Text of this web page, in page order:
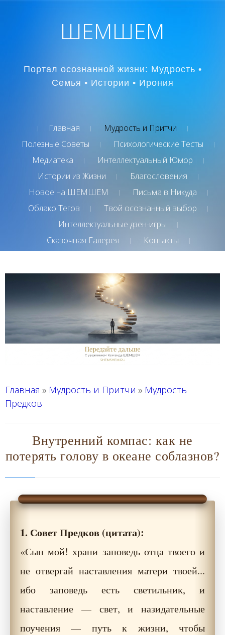
ШЕМШЕМ
Портал осознанной жизни: Мудрость •
Семья • Истории • Ирония
Главная
Мудрость и Притчи
Полезные Советы
Психологические Тесты
Медиатека
Интеллектуальный Юмор
Истории из Жизни
Благословения
Новое на ШЕМШЕМ
Письма в Никуда
Облако Тегов
Твой осознанный выбор
Интеллектуальные дзен-игры
Сказочная Галерея
Контакты
Главная » Мудрость и Притчи » Мудрость
Предков
Внутренний компас: как не
потерять голову в океане соблазнов?
1. Совет Предков (цитата):
«Сын мой! храни заповедь отца твоего и
не отвергай наставления матери твоей...
ибо заповедь есть светильник, и
наставление — свет, и назидательные
поучения — путь к жизни, чтобы